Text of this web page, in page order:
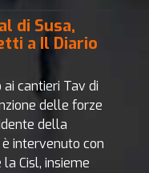
di Susa,
a Il Diario
ai cantieri Tav di
delle forze
della
intervenuto con
Cisl, insieme